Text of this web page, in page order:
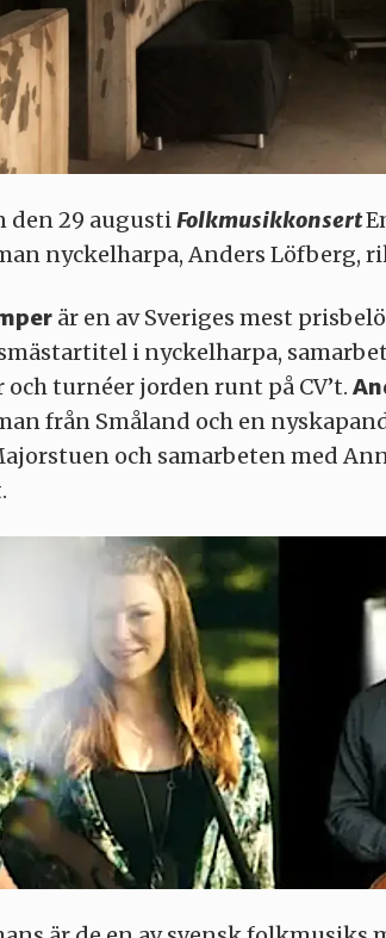
den 29 augustiFolkmusikkonsert
nyckelharpa, Anders Löfberg,
är en av Sveriges mest
i nyckelharpa,
turnéer jorden runt på CV’t.
från Småland och en
och samarbeten med